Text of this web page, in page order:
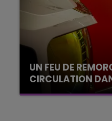
LE
UN FEU DE
CIRCULATION
Un feu de remorque